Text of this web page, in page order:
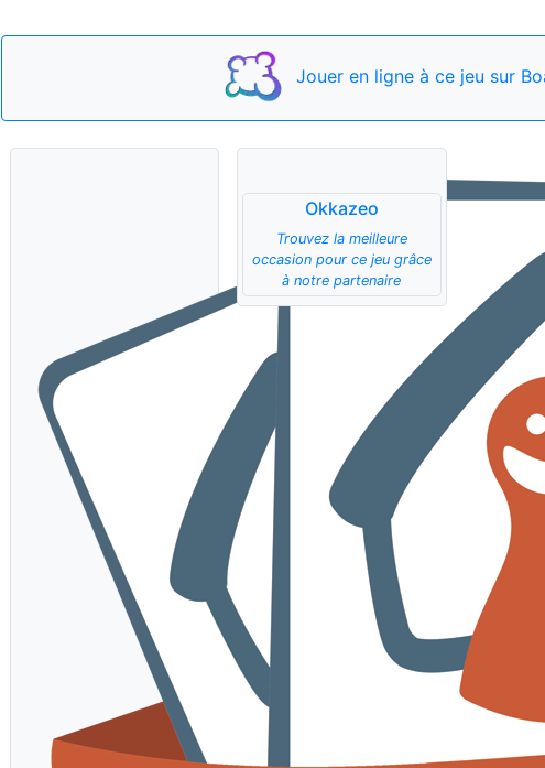
Jouer en ligne à ce jeu sur
Okkazeo
Trouvez la meilleure
occasion pour ce jeu grâce
à notre partenaire